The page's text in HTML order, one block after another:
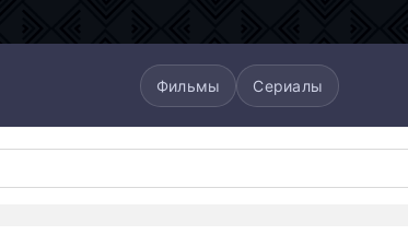
Фильмы Сериалы